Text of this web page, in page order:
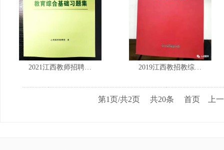
2021江西教师招聘… 2019江西教招教综…
第1页/共2页 共20条 首页 上